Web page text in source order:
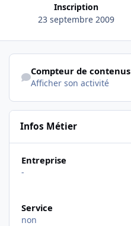
Inscription
23 septembre 2009
Afficher son activité
Compteur de contenus
Afficher son activité
Infos Métier
Entreprise
-
Service
non